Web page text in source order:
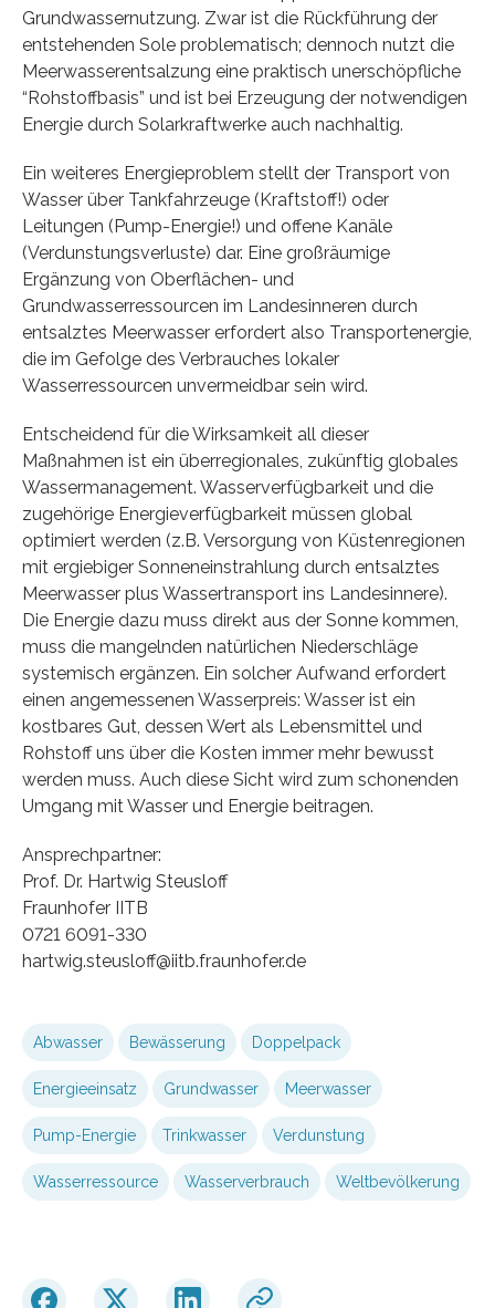
Grundwassernutzung. Zwar ist die Rückführung der
entstehenden Sole problematisch; dennoch nutzt die
Meerwasserentsalzung eine praktisch unerschöpfliche
“Rohstoffbasis” und ist bei Erzeugung der notwendigen
Energie durch Solarkraftwerke auch nachhaltig.
Ein weiteres Energieproblem stellt der Transport von
Wasser über Tankfahrzeuge (Kraftstoff!) oder
Leitungen (Pump-Energie!) und offene Kanäle
(Verdunstungsverluste) dar. Eine großräumige
Ergänzung von Oberflächen- und
Grundwasserressourcen im Landesinneren durch
entsalztes Meerwasser erfordert also Transportenergie,
die im Gefolge des Verbrauches lokaler
Wasserressourcen unvermeidbar sein wird.
Entscheidend für die Wirksamkeit all dieser
Maßnahmen ist ein überregionales, zukünftig globales
Wassermanagement. Wasserverfügbarkeit und die
zugehörige Energieverfügbarkeit müssen global
optimiert werden (z.B. Versorgung von Küstenregionen
mit ergiebiger Sonneneinstrahlung durch entsalztes
Meerwasser plus Wassertransport ins Landesinnere).
Die Energie dazu muss direkt aus der Sonne kommen,
muss die mangelnden natürlichen Niederschläge
systemisch ergänzen. Ein solcher Aufwand erfordert
einen angemessenen Wasserpreis: Wasser ist ein
kostbares Gut, dessen Wert als Lebensmittel und
Rohstoff uns über die Kosten immer mehr bewusst
werden muss. Auch diese Sicht wird zum schonenden
Umgang mit Wasser und Energie beitragen.
Ansprechpartner:
Prof. Dr. Hartwig Steusloff
Fraunhofer IITB
0721 6091-330
hartwig.steusloff@iitb.fraunhofer.de
Abwasser Bewässerung Doppelpack
Energieeinsatz Grundwasser Meerwasser
Pump-Energie Trinkwasser Verdunstung
Wasserressource Wasserverbrauch Weltbevölkerung